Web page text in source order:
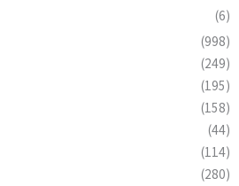
(6)
(998)
(249)
(195)
(158)
(44)
(114)
(280)